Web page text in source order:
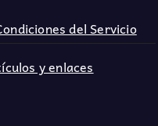
del Servicio
y enlaces